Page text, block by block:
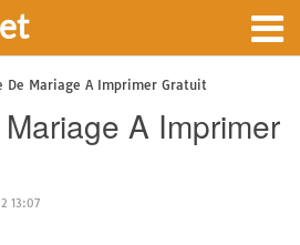
De Mariage A Imprimer Gratuit
A Imprimer
13:07